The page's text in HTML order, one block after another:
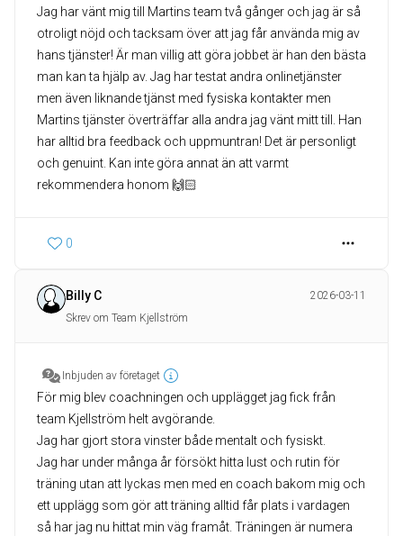
Jag har vänt mig till Martins team två gånger och jag är så
otroligt nöjd och tacksam över att jag får använda mig av
hans tjänster! Är man villig att göra jobbet är han den bästa
man kan ta hjälp av. Jag har testat andra onlinetjänster
men även liknande tjänst med fysiska kontakter men
Martins tjänster överträffar alla andra jag vänt mitt till. Han
har alltid bra feedback och uppmuntran! Det är personligt
och genuint. Kan inte göra annat än att varmt
rekommendera honom 🙌🏻
0
Billy C
2026-03-11
Skrev om Team Kjellström
Inbjuden av företaget
För mig blev coachningen och upplägget jag fick från
team Kjellström helt avgörande.
Jag har gjort stora vinster både mentalt och fysiskt.
Jag har under många år försökt hitta lust och rutin för
träning utan att lyckas men med en coach bakom mig och
ett upplägg som gör att träning alltid får plats i vardagen
så har jag nu hittat min väg framåt. Träningen är numera